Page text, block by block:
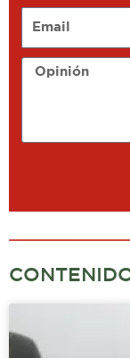
Opinión